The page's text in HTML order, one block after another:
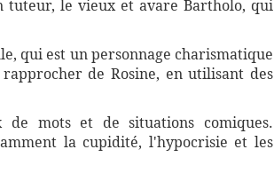
tuteur, le vieux et avare Bartholo, qui
qui est un personnage charismatique
de Rosine, en utilisant des
mots et de situations comiques.
la cupidité, l'hypocrisie et les